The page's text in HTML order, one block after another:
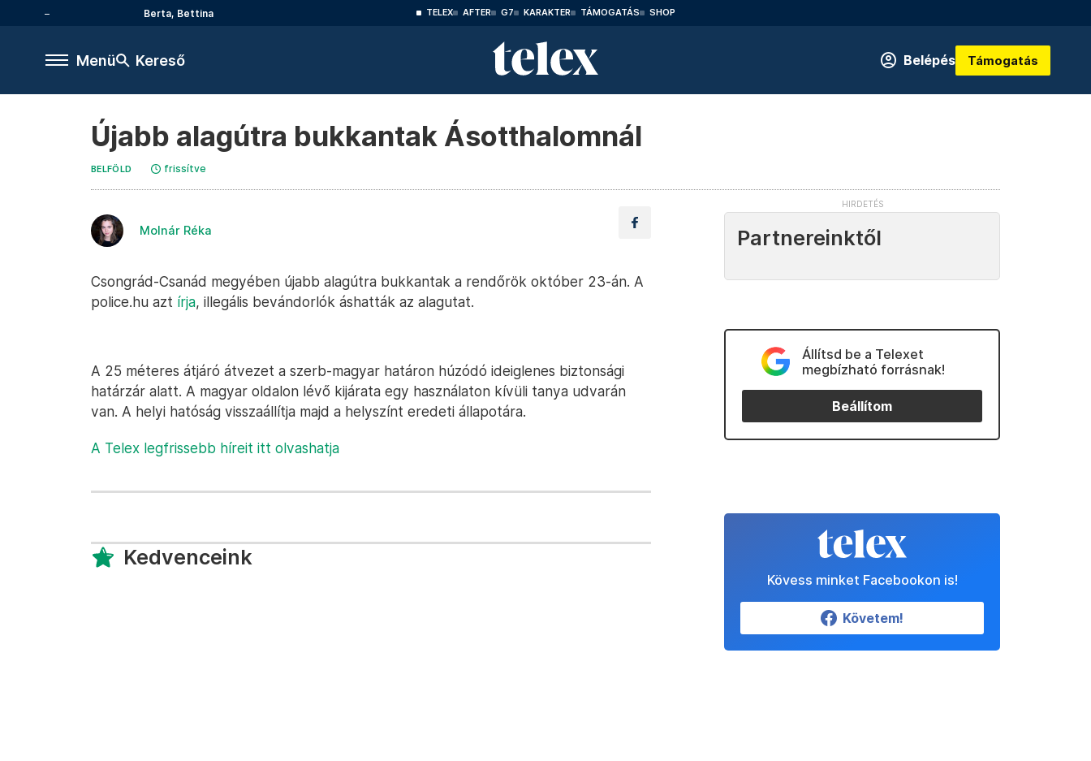
Berta, Bettina TELEX AFTER G7 KARAKTER TÁMOGATÁS SHOP
Menü Kereső Belépés Támogatás
Újabb alagútra bukkantak Ásotthalomnál
BELFÖLD frissítve
Molnár Réka
Csongrád-Csanád megyében újabb alagútra bukkantak a rendőrök október 23-án. A
police.hu azt írja, illegális bevándorlók áshatták az alagutat.
A 25 méteres átjáró átvezet a szerb-magyar határon húzódó ideiglenes biztonsági
határzár alatt. A magyar oldalon lévő kijárata egy használaton kívüli tanya udvarán
van. A helyi hatóság visszaállítja majd a helyszínt eredeti állapotára.
A Telex legfrissebb híreit itt olvashatja
Kedvenceink
Partnereinktől
Állítsd be a Telexet
megbízható forrásnak!
Beállítom
Kövess minket Facebookon is!
Követem!